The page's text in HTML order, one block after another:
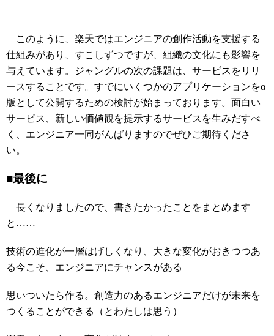
このように、楽天ではエンジニアの創作活動を支援する
仕組みがあり、すこしずつですが、組織の文化にも影響を
与えています。ジャングルの次の課題は、サービスをリリ
ースすることです。すでにいくつかのアプリケーションをα
版として公開するための検討が始まっております。面白い
サービス、新しい価値観を提示するサービスを生みだすべ
く、エンジニア一同がんばりますのでぜひご期待くださ
い。
■最後に
長くなりましたので、書きたかったことをまとめます
と……
技術の進化が一層はげしくなり、大きな変化がおきつつあ
る今こそ、エンジニアにチャンスがある
思いついたら作る。創造力のあるエンジニアだけが未来を
つくることができる（とわたしは思う）